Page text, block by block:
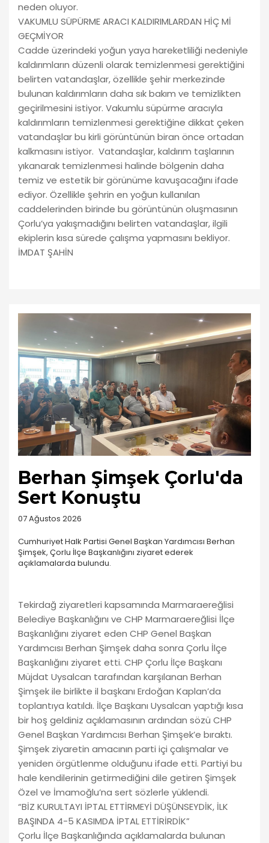
neden oluyor.
VAKUMLU SÜPÜRME ARACI KALDIRIMLARDAN HİÇ Mİ
GEÇMİYOR
Cadde üzerindeki yoğun yaya hareketliliği nedeniyle
kaldırımların düzenli olarak temizlenmesi gerektiğini
belirten vatandaşlar, özellikle şehir merkezinde
bulunan kaldırımların daha sık bakım ve temizlikten
geçirilmesini istiyor. Vakumlu süpürme aracıyla
kaldırımların temizlenmesi gerektiğine dikkat çeken
vatandaşlar bu kirli görüntünün biran önce ortadan
kalkmasını istiyor. Vatandaşlar, kaldırım taşlarının
yıkanarak temizlenmesi halinde bölgenin daha
temiz ve estetik bir görünüme kavuşacağını ifade
ediyor. Özellikle şehrin en yoğun kullanılan
caddelerinden birinde bu görüntünün oluşmasının
Çorlu’ya yakışmadığını belirten vatandaşlar, ilgili
ekiplerin kısa sürede çalışma yapmasını bekliyor.
İMDAT ŞAHİN
Berhan Şimşek Çorlu'da
Sert Konuştu
07 Ağustos 2026
Cumhuriyet Halk Partisi Genel Başkan Yardımcısı Berhan
Şimşek, Çorlu İlçe Başkanlığını ziyaret ederek
açıklamalarda bulundu.
Tekirdağ ziyaretleri kapsamında Marmaraereğlisi
Belediye Başkanlığını ve CHP Marmaraereğlisi İlçe
Başkanlığını ziyaret eden CHP Genel Başkan
Yardımcısı Berhan Şimşek daha sonra Çorlu İlçe
Başkanlığını ziyaret etti. CHP Çorlu İlçe Başkanı
Müjdat Uysalcan tarafından karşılanan Berhan
Şimşek ile birlikte il başkanı Erdoğan Kaplan’da
toplantıya katıldı. İlçe Başkanı Uysalcan yaptığı kısa
bir hoş geldiniz açıklamasının ardından sözü CHP
Genel Başkan Yardımcısı Berhan Şimşek’e bıraktı.
Şimşek ziyaretin amacının parti içi çalışmalar ve
yeniden örgütlenme olduğunu ifade etti. Partiyi bu
hale kendilerinin getirmediğini dile getiren Şimşek
Özel ve İmamoğlu’na sert sözlerle yüklendi.
“BİZ KURULTAYI İPTAL ETTİRMEYİ DÜŞÜNSEYDİK, İLK
BAŞINDA 4-5 KASIMDA İPTAL ETTİRİRDİK”
Çorlu İlçe Başkanlığında açıklamalarda bulunan